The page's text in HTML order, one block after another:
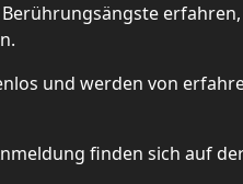
und werden von
finden sich auf